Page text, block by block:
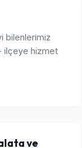
bilenlerimiz
ilçeye hizmet
ve